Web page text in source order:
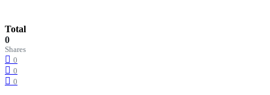
Total
0
Shares
0
0
0